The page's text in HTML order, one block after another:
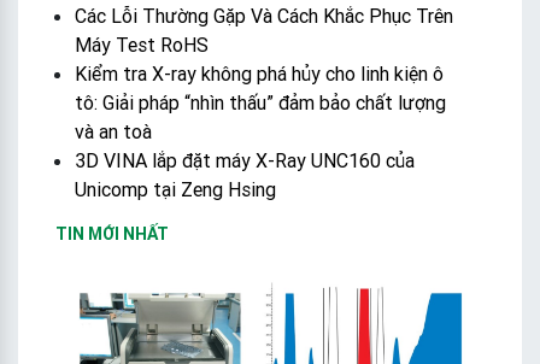
Các Lỗi Thường Gặp Và Cách Khắc Phục Trên
Máy Test RoHS
Kiểm tra X-ray không phá hủy cho linh kiện ô
tô: Giải pháp “nhìn thấu” đảm bảo chất lượng
và an toà
3D VINA lắp đặt máy X-Ray UNC160 của
Unicomp tại Zeng Hsing
TIN MỚI NHẤT